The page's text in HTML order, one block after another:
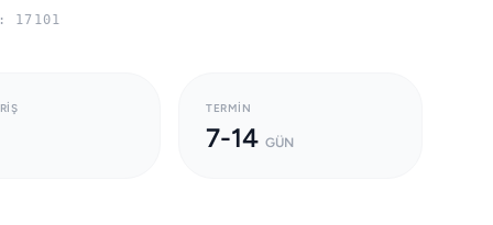
17101
TERMIN
7-14 GÜN